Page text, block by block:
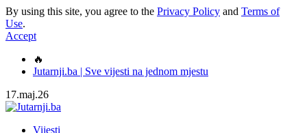
By using this site, you agree to the Privacy Policy and Terms of
Use.
Accept
🔥
Jutarnji.ba | Sve vijesti na jednom mjestu
17.maj.26
Vijesti